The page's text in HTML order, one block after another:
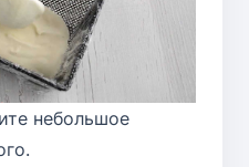
небольшое